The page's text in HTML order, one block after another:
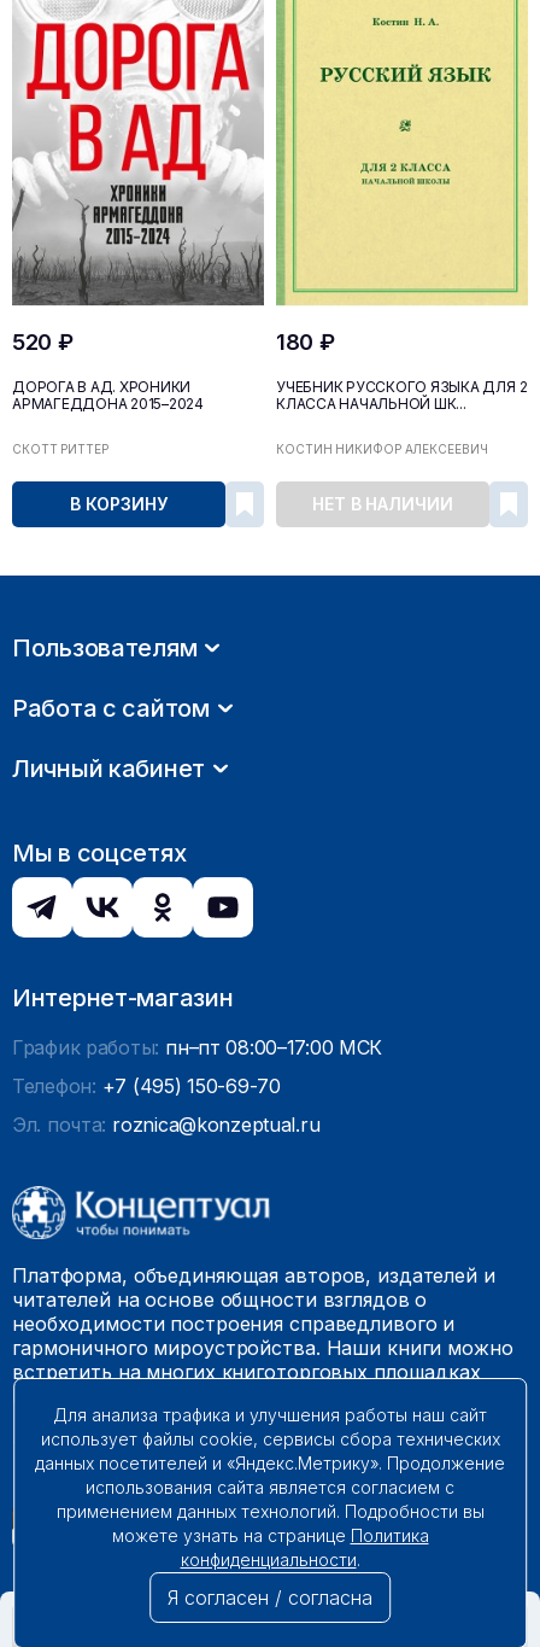
520 ₽
ДОРОГА В АД. ХРОНИКИ
АРМАГЕДДОНА 2015–2024
СКОТТ РИТТЕР
В КОРЗИНУ
180 ₽
УЧЕБНИК РУССКОГО ЯЗЫКА ДЛЯ 2
КЛАССА НАЧАЛЬНОЙ ШК...
КОСТИН НИКИФОР АЛЕКСЕЕВИЧ
НЕТ В НАЛИЧИИ
Пользователям
Работа с сайтом
Личный кабинет
Мы в соцсетях
Интернет-магазин
График работы: пн–пт 08:00–17:00 МСК
Телефон: +7 (495) 150-69-70
Эл. почта: roznica@konzeptual.ru
Платформа, объединяющая авторов, издателей и
читателей на основе общности взглядов о
необходимости построения справедливого и
гармоничного мироустройства. Наши книги можно
встретить на многих книготорговых площадках
© 2009 – 2026. Все права защищены.
Для анализа трафика и улучшения работы наш сайт
использует файлы cookie, сервисы сбора технических
данных посетителей и «Яндекс.Метрику». Продолжение
использования сайта является согласием с
применением данных технологий. Подробности вы
можете узнать на странице Политика
конфиденциальности.
Я согласен / согласна